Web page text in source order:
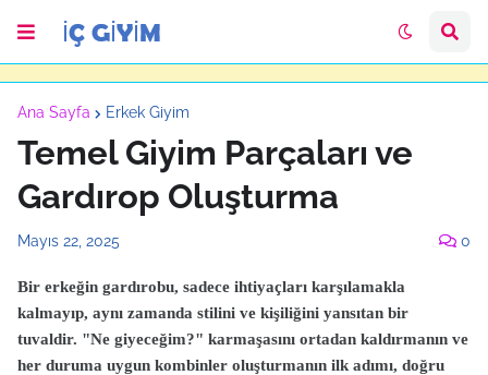
Ana Sayfa Erkek Giyim
Temel Giyim Parçaları ve
Gardırop Oluşturma
Mayıs 22, 2025 0
Bir erkeğin gardırobu, sadece ihtiyaçları karşılamakla
kalmayıp, aynı zamanda stilini ve kişiliğini yansıtan bir
tuvaldir. "Ne giyeceğim?" karmaşasını ortadan kaldırmanın ve
her duruma uygun kombinler oluşturmanın ilk adımı, doğru